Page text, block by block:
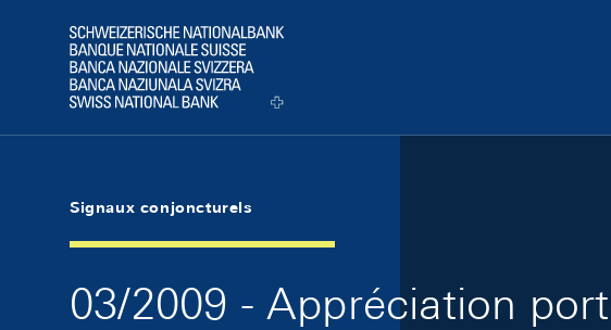
Logo
Signaux conjoncturels
03/2009 - Appréciation